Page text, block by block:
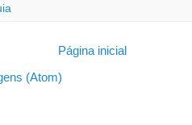
Página inicial
(Atom)